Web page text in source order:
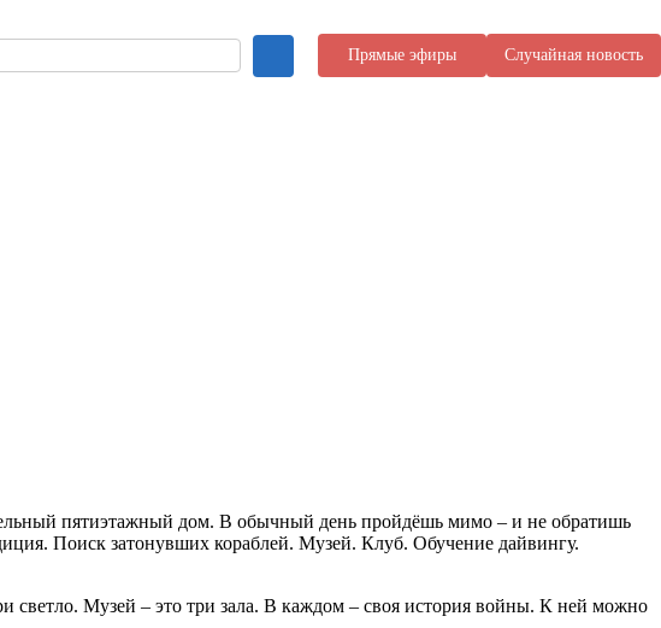
Прямые эфиры Случайная новость
пятиэтажный дом. В обычный день пройдёшь мимо – и не обратишь
Поиск затонувших кораблей. Музей. Клуб. Обучение дайвингу.
светло. Музей – это три зала. В каждом – своя история войны. К ней можно